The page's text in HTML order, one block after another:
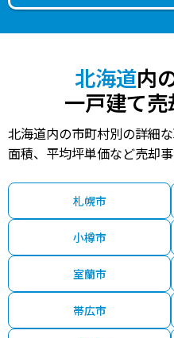
北海道内
一戸建て
北海道内の市町村別の詳細
面積、平均坪単価など売却
札幌市
小樽市
室蘭市
帯広市